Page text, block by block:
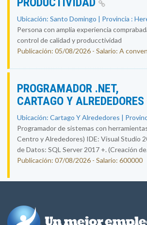
Ubicación: Santo Domingo | Provincia :
Persona con amplia experiencia
control de calidad y producctividad
Publicación: 05/08/2026 - Salario: A
PROGRAMADOR .NET,
CARTAGO Y ALREDEDORES
Ubicación: Cartago Y Alrededores |
Programador de sistemas con
Centro y Alrededores) IDE: Visual Studio
de Datos: SQL Server 2017 +. (Creación
Publicación: 07/08/2026 - Salario: 600000